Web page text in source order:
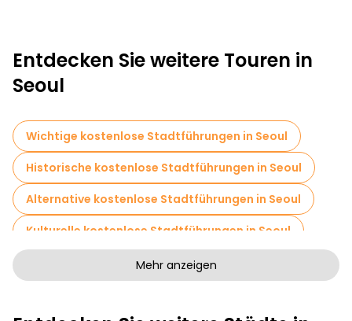
Entdecken Sie weitere Touren in
Seoul
Wichtige kostenlose Stadtführungen in Seoul
Historische kostenlose Stadtführungen in Seoul
Alternative kostenlose Stadtführungen in Seoul
Kulturelle kostenlose Stadtführungen in Seoul
Kunstfreie Stadtführungen in Seoul
Mehr anzeigen